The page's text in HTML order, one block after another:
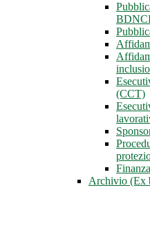
(CCT)
Archivio (Ex